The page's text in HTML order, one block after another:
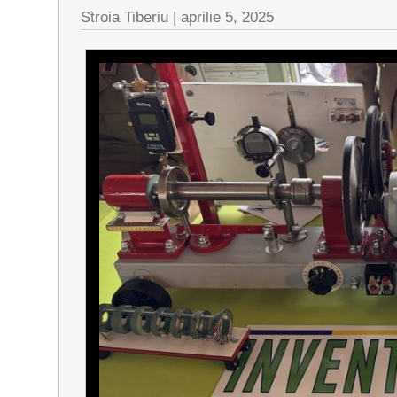
Stroia Tiberiu |aprilie 5, 2025